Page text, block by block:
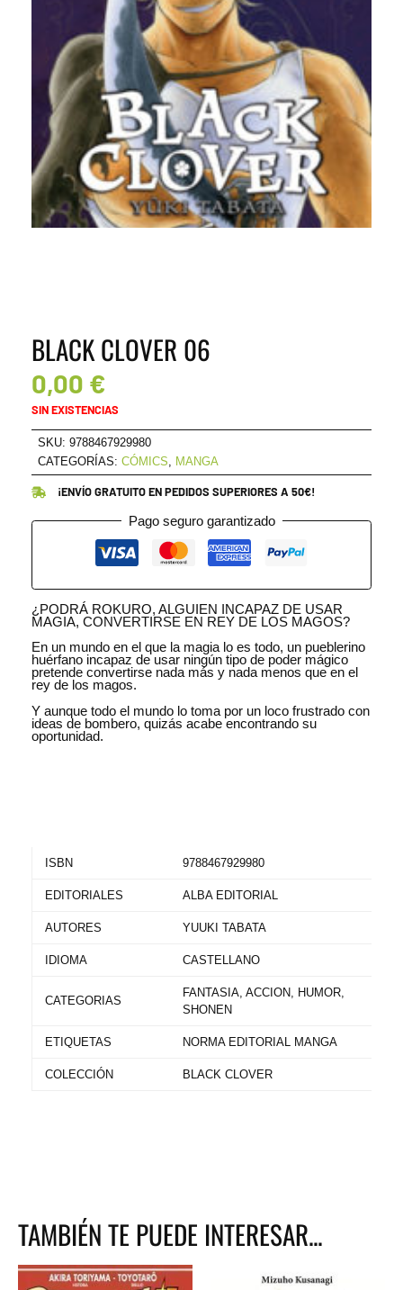
BLACK CLOVER 06
0,00 €
SIN EXISTENCIAS
SKU: 9788467929980
CATEGORÍAS: CÓMICS, MANGA
¡ENVÍO GRATUITO EN PEDIDOS SUPERIORES A 50€!
Pago seguro garantizado
¿PODRÁ ROKURO, ALGUIEN INCAPAZ DE USAR
MAGIA, CONVERTIRSE EN REY DE LOS MAGOS?
En un mundo en el que la magia lo es todo, un pueblerino
huérfano incapaz de usar ningún tipo de poder mágico
pretende convertirse nada más y nada menos que en el
rey de los magos.
Y aunque todo el mundo lo toma por un loco frustrado con
ideas de bombero, quizás acabe encontrando su
oportunidad.
ISBN 9788467929980
EDITORIALES ALBA EDITORIAL
AUTORES YUUKI TABATA
IDIOMA CASTELLANO
CATEGORIAS
FANTASIA, ACCION, HUMOR,
SHONEN
ETIQUETAS NORMA EDITORIAL MANGA
COLECCIÓN BLACK CLOVER
TAMBIÉN TE PUEDE INTERESAR...